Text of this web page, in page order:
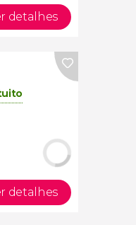
detalhes
detalhes